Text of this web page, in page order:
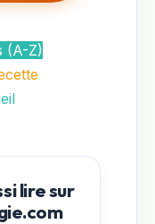
(A-Z)
lire sur